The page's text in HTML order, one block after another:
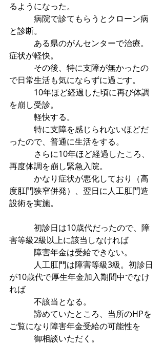
るようになった。
病院で診てもらうとクローン病
と診断。
ある県のがんセンターで治療。
症状が軽快。
その後、特に支障が無かったの
で日常生活も気にならずに過ごす。
10年ほど経過した頃に再び体調
を崩し受診。
軽快する。
特に支障を感じられないほどだ
ったので、普通に生活をする。
さらに10年ほど経過したころ、
再度体調を崩し緊急入院。
かなり症状が悪化しており（高
度肛門狭窄併発）、翌日に人工肛門造
設術を実施。
初診日は10歳代だったので、障
害等級2級以上に該当しなければ
障害年金は受給できない。
人工肛門は障害等級3級。初診日
が10歳代で厚生年金加入期間中でなけ
れば
不該当となる。
諦めていたところ、当所のHPを
ご覧になり障害年金受給の可能性を
御相談いただく。